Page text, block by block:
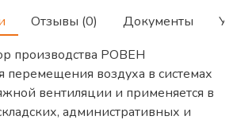
Отзывы (0) Документы
производства РОВЕН
перемещения воздуха в системах
вентиляции и применяется в
административных и